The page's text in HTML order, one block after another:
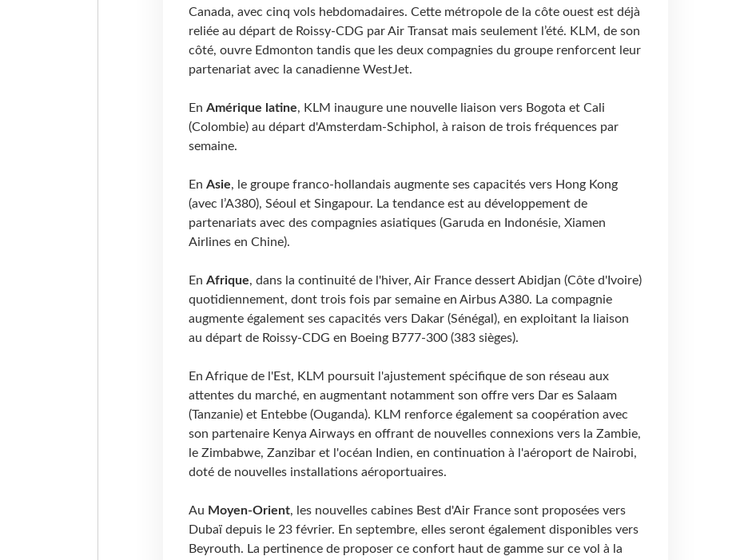
Canada, avec cinq vols hebdomadaires. Cette métropole de la côte ouest est déjà
reliée au départ de Roissy-CDG par Air Transat mais seulement l’été. KLM, de son
côté, ouvre Edmonton tandis que les deux compagnies du groupe renforcent leur
partenariat avec la canadienne WestJet.
En Amérique latine, KLM inaugure une nouvelle liaison vers Bogota et Cali
(Colombie) au départ d'Amsterdam-Schiphol, à raison de trois fréquences par
semaine.
En Asie, le groupe franco-hollandais augmente ses capacités vers Hong Kong
(avec l’A380), Séoul et Singapour. La tendance est au développement de
partenariats avec des compagnies asiatiques (Garuda en Indonésie, Xiamen
Airlines en Chine).
En Afrique, dans la continuité de l'hiver, Air France dessert Abidjan (Côte d'Ivoire)
quotidiennement, dont trois fois par semaine en Airbus A380. La compagnie
augmente également ses capacités vers Dakar (Sénégal), en exploitant la liaison
au départ de Roissy-CDG en Boeing B777-300 (383 sièges).
En Afrique de l'Est, KLM poursuit l'ajustement spécifique de son réseau aux
attentes du marché, en augmentant notamment son offre vers Dar es Salaam
(Tanzanie) et Entebbe (Ouganda). KLM renforce également sa coopération avec
son partenaire Kenya Airways en offrant de nouvelles connexions vers la Zambie,
le Zimbabwe, Zanzibar et l'océan Indien, en continuation à l'aéroport de Nairobi,
doté de nouvelles installations aéroportuaires.
Au Moyen-Orient, les nouvelles cabines Best d'Air France sont proposées vers
Dubaï depuis le 23 février. En septembre, elles seront également disponibles vers
Beyrouth. La pertinence de proposer ce confort haut de gamme sur ce vol à la